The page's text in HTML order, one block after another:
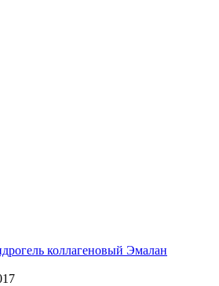
коллагеновый Эмалан